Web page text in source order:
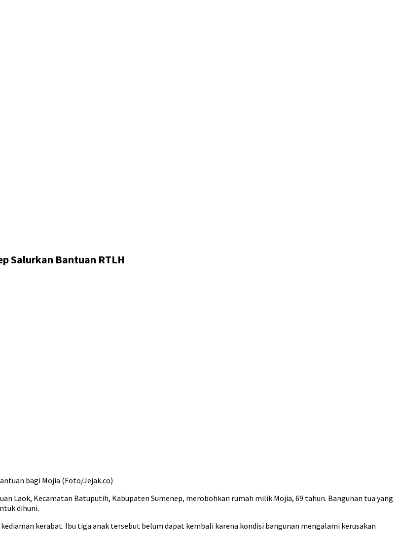
Salurkan Bantuan RTLH
bagi Mojia (Foto/Jejak.co)
Laok, Kecamatan Batuputih, Kabupaten Sumenep, merobohkan rumah milik Mojia, 69 tahun. Bangunan tua yang
dihuni.
kerabat. Ibu tiga anak tersebut belum dapat kembali karena kondisi bangunan mengalami kerusakan